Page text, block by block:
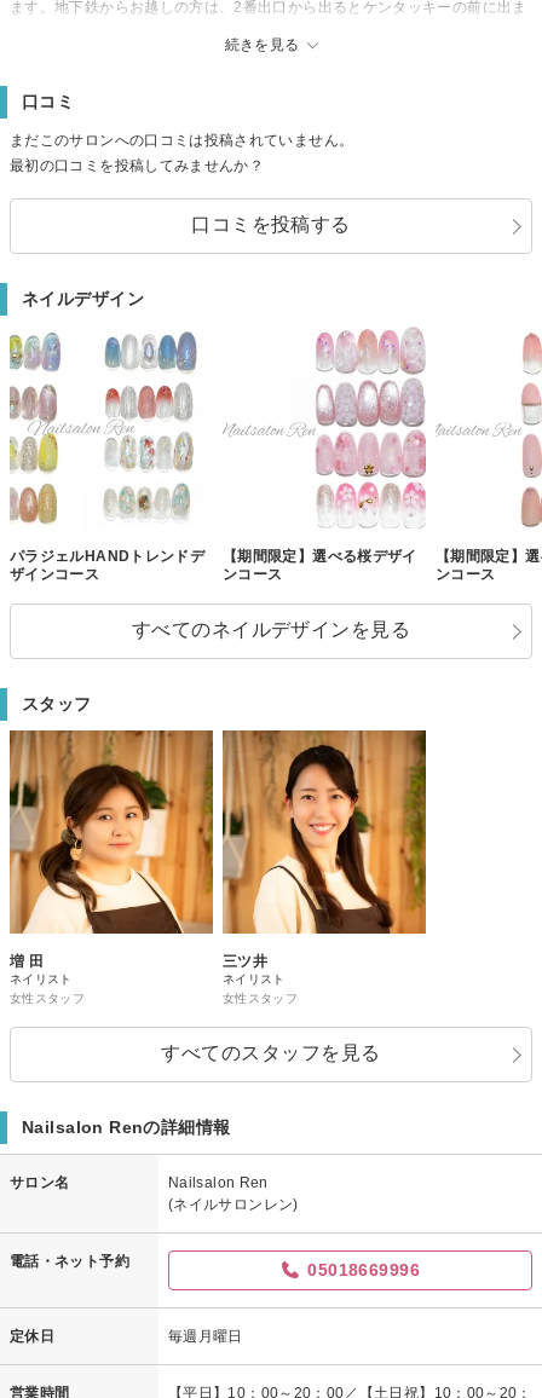
続きを見る
ます。地下鉄からお越しの方は、2番出口から出るとケンタッキーの前に出ま
に住友林業仲介不動産があります。そこから約50m進むと高杉不動産があ
いように
【駐車場】なし（近くにコインパーキングあり）
口コミ
まだこのサロンへの口コミは投稿されていません。
最初の口コミを投稿してみませんか？
口コミを投稿する
ネイルデザイン
パラジェルHANDトレンドデ
ザインコース
【期間限定】選べる桜デザイ
ンコース
【期間限定】
ンコース
すべてのネイルデザインを見る
スタッフ
増 田
ネイリスト
女性スタッフ
三ツ井
ネイリスト
女性スタッフ
すべてのスタッフを見る
Nailsalon Renの詳細情報
サロン名
Nailsalon Ren
(ネイルサロンレン)
電話・ネット予約 05018669996
定休日 毎週月曜日
営業時間
【平日】10：00～20：00／【土日祝】10：00～20：